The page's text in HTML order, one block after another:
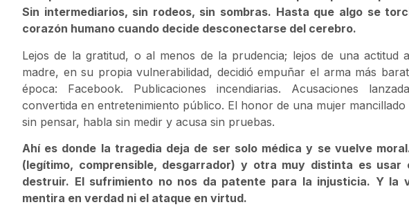
Sin intermediarios, sin rodeos, sin sombras. Hasta que algo se
corazón humano cuando decide desconectarse del cerebro.
Lejos de la gratitud, o al menos de la prudencia; lejos de una actitud
madre, en su propia vulnerabilidad, decidió empuñar el arma más
época: Facebook. Publicaciones incendiarias. Acusaciones
convertida en entretenimiento público. El honor de una mujer
sin pensar, habla sin medir y acusa sin pruebas.
Ahí es donde la tragedia deja de ser solo médica y se vuelve
(legítimo, comprensible, desgarrador) y otra muy distinta es usar
destruir. El sufrimiento no nos da patente para la injusticia. Y la
mentira en verdad ni el ataque en virtud.